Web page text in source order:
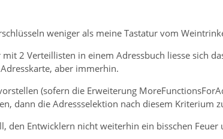
weniger als meine Tastatur vom
2 Verteillisten in einem Adressbuch liesse sich
aber immerhin.
(sofern die Erweiterung
dann die Adressselektion nach diesem Kriterium
den Entwicklern nicht weiterhin ein bisschen